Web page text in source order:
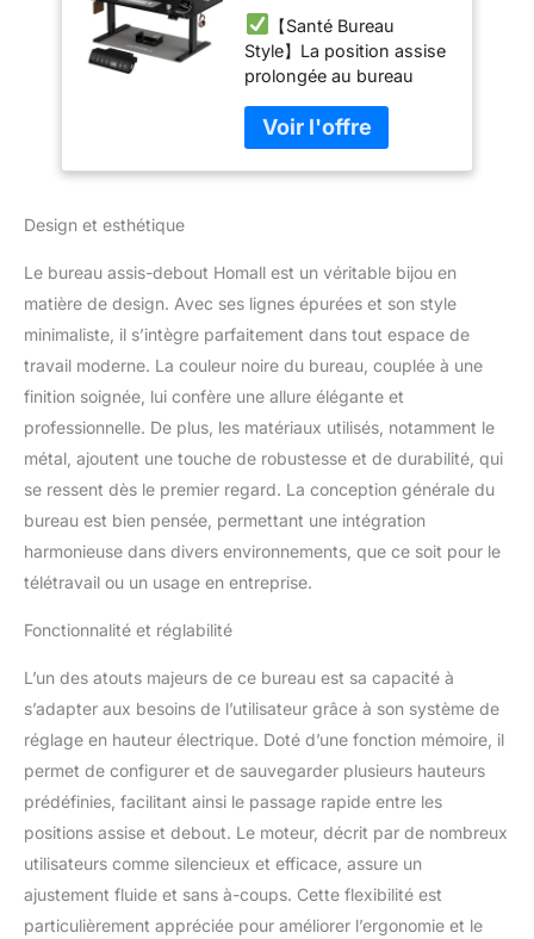
cm, Réglable en
Hauteur, Noir
【Santé Bureau
Style】La position assise
prolongée au bureau
pression sur notre corps
et entraîne des
problèmes de dos et de
d'alterner entre la
position assise et debout
pour travailler, soulage
l'engourdissement des
jambes et la fatigue du
corps due à une position
assise prolongée, rend
votre énergie plus
【Excellente stabilité】.
Grâce à sa construction
entièrement en acier, le
cadre du bureau peut
maximales. Toujours
aussi stable et sûr après
hauteurs à mémoire
libèrent vos mains】
Profitez des avantages
pour la santé d'un
pupitre réglable en
hauteur avec 3 réglages
de hauteur
programmables pour des
Design et esthétique
Le bureau assis-debout Homall est un véritable bijou en
matière de design. Avec ses lignes épurées et son style
minimaliste, il s’intègre parfaitement dans tout espace de
travail moderne. La couleur noire du bureau, couplée à une
finition soignée, lui confère une allure élégante et
professionnelle. De plus, les matériaux utilisés, notamment le
métal, ajoutent une touche de robustesse et de durabilité, qui
se ressent dès le premier regard. La conception générale du
bureau est bien pensée, permettant une intégration
harmonieuse dans divers environnements, que ce soit pour le
télétravail ou un usage en entreprise.
Fonctionnalité et réglabilité
L’un des atouts majeurs de ce bureau est sa capacité à
s’adapter aux besoins de l’utilisateur grâce à son système de
réglage en hauteur électrique. Doté d’une fonction mémoire, il
permet de configurer et de sauvegarder plusieurs hauteurs
prédéfinies, facilitant ainsi le passage rapide entre les
positions assise et debout. Le moteur, décrit par de nombreux
utilisateurs comme silencieux et efficace, assure un
ajustement fluide et sans à-coups. Cette flexibilité est
particulièrement appréciée pour améliorer l’ergonomie et le